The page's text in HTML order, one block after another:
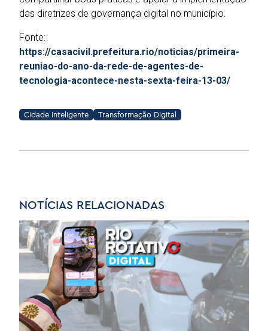
das diretrizes de governança digital no município.
Fonte:
https://casacivil.prefeitura.rio/noticias/primeira-
reuniao-do-ano-da-rede-de-agentes-de-
tecnologia-acontece-nesta-sexta-feira-13-03/
Cidade Inteligente Transformação Digital
NOTÍCIAS RELACIONADAS